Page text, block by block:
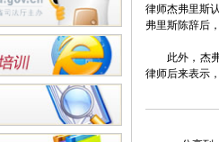
律师杰弗里斯
弗里斯陈辞后
此外，杰弗
律师后来表示